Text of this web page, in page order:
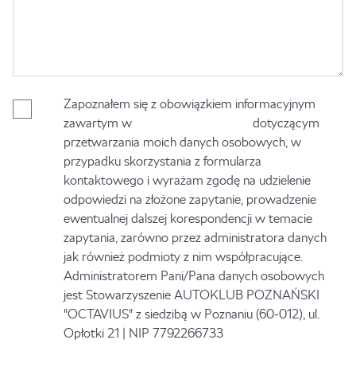
Zapoznałem się z obowiązkiem informacyjnym
zawartym w
dotyczącym
przetwarzania moich danych osobowych, w
przypadku skorzystania z formularza
kontaktowego i wyrażam zgodę na udzielenie
odpowiedzi na złożone zapytanie, prowadzenie
ewentualnej dalszej korespondencji w temacie
zapytania, zarówno przez administratora danych
jak również podmioty z nim współpracujące.
Administratorem Pani/Pana danych osobowych
jest Stowarzyszenie AUTOKLUB POZNAŃSKI
"OCTAVIUS" z siedzibą w Poznaniu (60-012), ul.
Opłotki 21 | NIP 7792266733